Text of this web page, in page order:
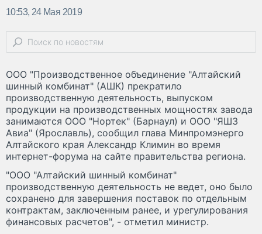
10:53, 24 Мая 2019
ООО "Производственное объединение "Алтайский
шинный комбинат" (АШК) прекратило
производственную деятельность, выпуском
продукции на производственных мощностях завода
занимаются ООО "Нортек" (Барнаул) и ООО "ЯШЗ
Авиа" (Ярославль), сообщил глава Минпромэнерго
Алтайского края Александр Климин во время
интернет-форума на сайте правительства региона.
"ООО "Алтайский шинный комбинат"
производственную деятельность не ведет, оно было
сохранено для завершения поставок по отдельным
контрактам, заключенным ранее, и урегулирования
финансовых расчетов", - отметил министр.